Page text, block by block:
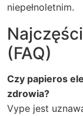
niepełnoletnim.
(FAQ)
Czy papieros
zdrowia?
Vype jest